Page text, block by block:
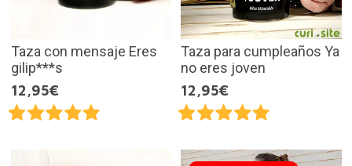
Taza con mensaje Eres
gilip***s
12,95€
Taza para cumpleaños Ya
no eres joven
12,95€